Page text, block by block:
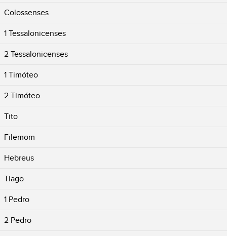
Colossenses
1 Tessalonicenses
2 Tessalonicenses
1 Timóteo
2 Timóteo
Tito
Filemom
Hebreus
Tiago
1 Pedro
2 Pedro